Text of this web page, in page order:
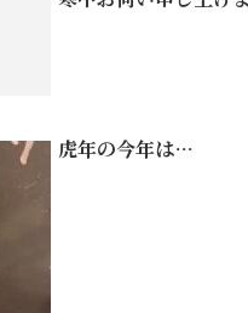
虎年の今年は…